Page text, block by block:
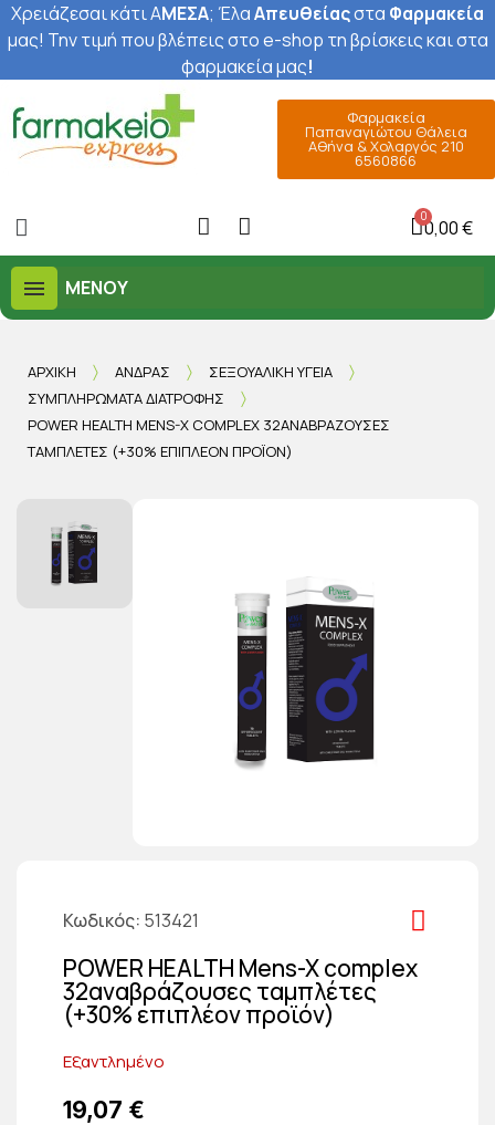
Χρειάζεσαι κάτι ΑΜΕΣΑ; ΈλαΑπευθείαςστα Φαρμακεία
μας! Την τιμή που βλέπεις στο e-shop τη βρίσκεις και στα
φαρμακεία μας!
Φαρμακεία
Παπαναγιώτου Θάλεια
Αθήνα & Χολαργός 210
6560866
0,00 €
ΜΕΝΟΎ
ΑΡΧΙΚΉ ΆΝΔΡΑΣ
ΣΕΞΟΥΑΛΙΚΉ ΥΓΕΊΑ
ΣΥΜΠΛΗΡΏΜΑΤΑ ΔΙΑΤΡΟΦΉΣ
POWER HEALTH MENS-X COMPLEX 32ΑΝΑΒΡΆΖΟΥΣΕΣ
ΤΑΜΠΛΈΤΕΣ (+30% ΕΠΙΠΛΈΟΝ ΠΡΟΪΌΝ)
Κωδικός 513421
POWER HEALTH Mens-X complex
32αναβράζουσες ταμπλέτες
(+30% επιπλέον προϊόν)
Εξαντλημένο
19,07 €